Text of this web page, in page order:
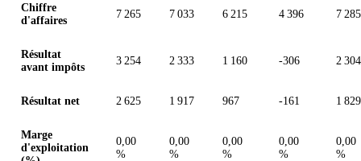
Chiffre
d'affaires
7 265 7 033 6 215 4 396 7 285
Résultat
avant impôts
3 254 2 333 1 160 -306 2 304
Résultat net 2 625 1 917 967 -161 1 829
Marge
d'exploitation
0,00
%
0,00
%
0,00
%
0,00
%
0,00
%